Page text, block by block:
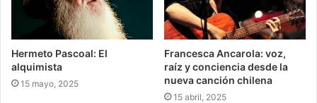
Hermeto Pascoal: El
alquimista
15 mayo, 2025
Francesca Ancarola: voz,
raíz y conciencia desde la
nueva canción chilena
15 abril, 2025